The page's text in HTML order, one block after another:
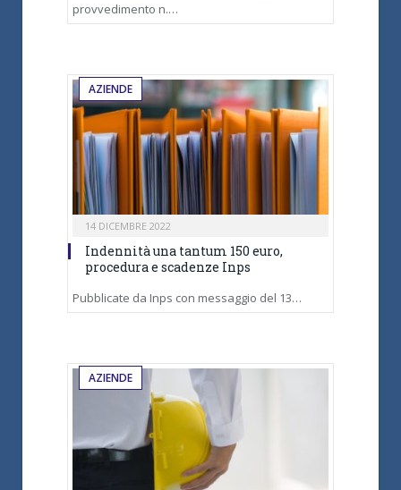
provvedimento n.…
AZIENDE
14 DICEMBRE 2022
Indennità una tantum 150 euro,
procedura e scadenze Inps
Pubblicate da Inps con messaggio del 13…
AZIENDE